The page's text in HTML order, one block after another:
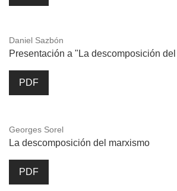
Daniel Sazbón
Presentación a "La descomposición
PDF
Georges Sorel
La descomposición del marxismo
PDF